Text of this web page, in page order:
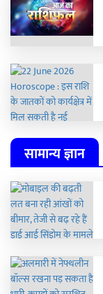
सामान्य ज्ञान